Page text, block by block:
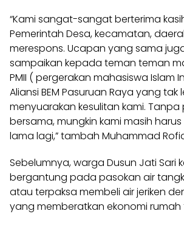
“Kami sangat-sangat berterima
Pemerintah Desa, kecamatan,
merespons. Ucapan yang sama
sampaikan kepada teman teman
PMII ( pergerakan mahasiswa Islam
Aliansi BEM Pasuruan Raya yang
menyuarakan kesulitan kami.
bersama, mungkin kami masih
lama lagi,” tambah Muhammad
Sebelumnya, warga Dusun Jati Sari
bergantung pada pasokan air
atau terpaksa membeli air jeriken
yang memberatkan ekonomi